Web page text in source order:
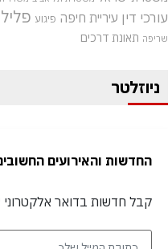
עורכי דין עיריית חיפה פיגוע
שריפה תאונת דרכים
ניוזלטר
החדשות והאירועים
קבל חדשות בדואר אלקטרוני